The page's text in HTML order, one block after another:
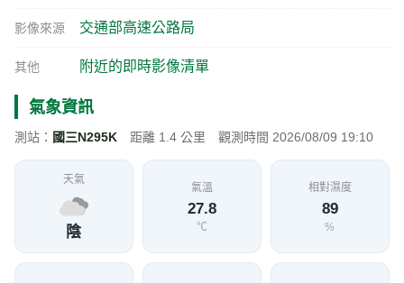
影像來源 交通部高速公路局
其他 附近的即時影像清單
氣象資訊
測站： 國三N295K 距離 1.4 公里 觀測時間 2026/08/09 19:10
天氣
陰
氣溫
27.8
℃
相對濕度
89
%